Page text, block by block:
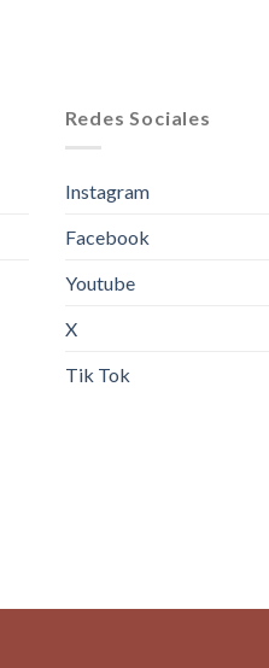
Redes Sociales
Instagram
Facebook
Youtube
X
Tik Tok